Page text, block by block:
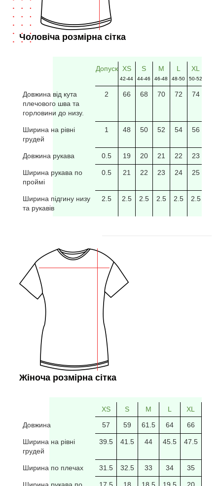
Чоловіча розмірна сітка
Допуск XS
42-44
S
44-46
M
46-48
L
48-50
XL
50-52
Довжина від кута
плечового шва та
горловини до низу.
2 66 68 70 72 74
Ширина на рівні
грудей
1 48 50 52 54 56
Довжина рукава 0.5 19 20 21 22 23
Ширина рукава по
проймі
0.5 21 22 23 24 25
Ширина підгину низу
та рукавів
2.5 2.5 2.5 2.5 2.5 2.5
Жіноча розмірна сітка
XS S M L XL
Довжина
57 59 61.5 64 66
Ширина на рівні
грудей
39.5 41.5 44 45.5 47.5
Ширина по плечах 31.5 32.5 33 34 35
Ширина рукава по
17.5 18 18.5 19.5 20